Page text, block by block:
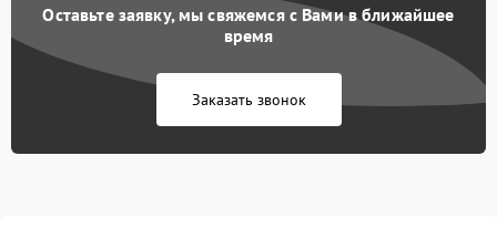
Оставьте заявку, мы свяжемся с Вами в ближайшее
время
Заказать звонок